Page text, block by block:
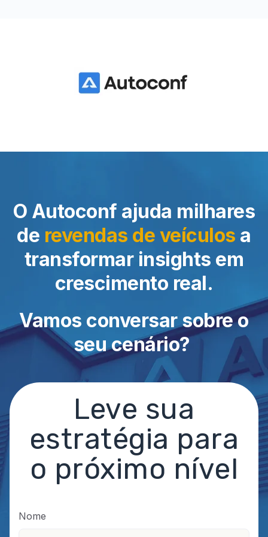
O Autoconf ajuda milhares
de revendas de veículos a
transformar insights em
crescimento real.
Vamos conversar sobre o
seu cenário?
Leve sua
estratégia para
o próximo nível
Nome